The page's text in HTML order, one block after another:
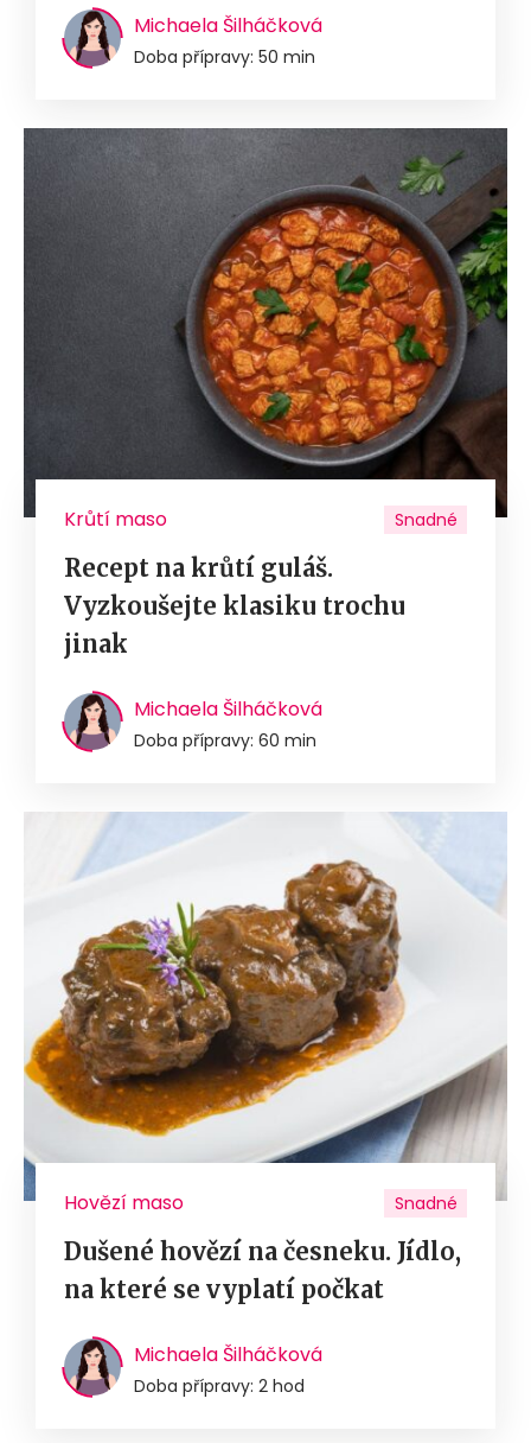
Michaela Šilháčková
Doba přípravy: 50 min
Krůtí maso Snadné
Recept na krůtí guláš.
Vyzkoušejte klasiku trochu
jinak
Michaela Šilháčková
Doba přípravy: 60 min
Hovězí maso Snadné
Dušené hovězí na česneku. Jídlo,
na které se vyplatí počkat
Michaela Šilháčková
Doba přípravy: 2 hod